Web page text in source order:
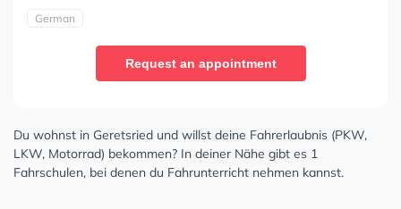
German
Request an appointment
Du wohnst in Geretsried und willst deine Fahrerlaubnis (PKW,
LKW, Motorrad) bekommen? In deiner Nähe gibt es 1
Fahrschulen, bei denen du Fahrunterricht nehmen kannst.